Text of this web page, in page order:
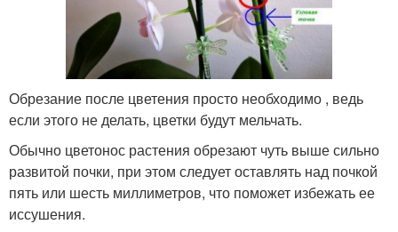
Обрезание после цветения просто необходимо , ведь
если этого не делать, цветки будут мельчать.
Обычно цветонос растения обрезают чуть выше сильно
развитой почки, при этом следует оставлять над почкой
пять или шесть миллиметров, что поможет избежать ее
иссушения.